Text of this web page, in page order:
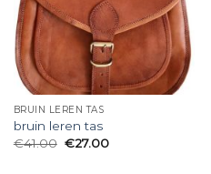
BRUIN LEREN TAS
bruin leren tas
€41.00 €27.00